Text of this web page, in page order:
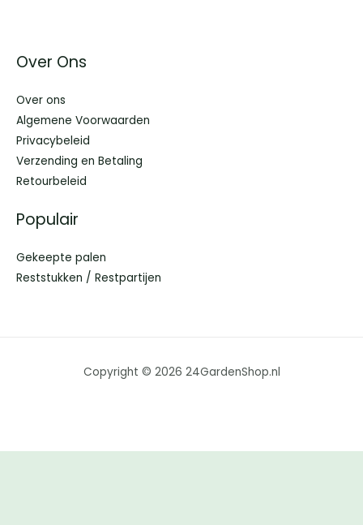
Over Ons
Over ons
Algemene Voorwaarden
Privacybeleid
Verzending en Betaling
Retourbeleid
Populair
Gekeepte palen
Reststukken / Restpartijen
Copyright © 2026 24GardenShop.nl